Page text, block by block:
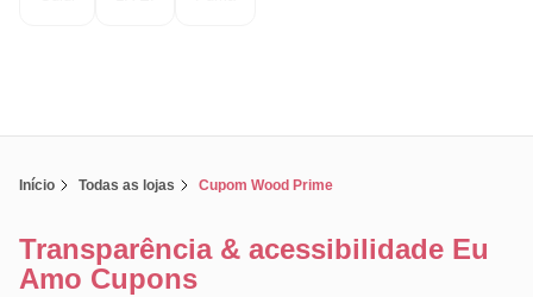
Início Todas as lojas Cupom Wood Prime
Transparência & acessibilidade Eu
Amo Cupons